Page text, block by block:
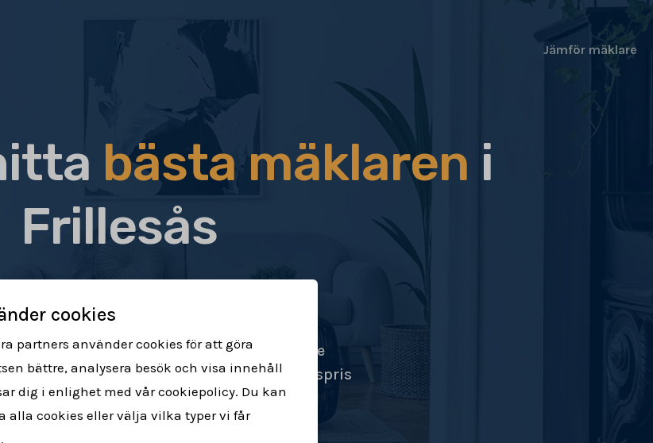
Jämför mäklare
bästa mäklaren i
Frillesås
rätt
dig
Sälj din bostad
snabbt & tryggt
Få högre
försäljningspris
cookies
partners använder cookies för att göra
bättre, analysera besök och visa innehåll
dig i enlighet med vår cookiepolicy. Du kan
alla cookies eller välja vilka typer vi får